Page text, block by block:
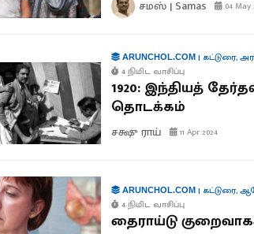
சமஸ் | Samas 04 May
ARUNCHOL.COM| கட்டுரை,
4 நிமிட வாசிப்பு
1920: இந்தியத்
தொடக்கம்
சக்ஷு ராய் 11 Apr 2024
ARUNCHOL.COM| கட்டுரை,
4 நிமிட வாசிப்பு
தைராய்டு